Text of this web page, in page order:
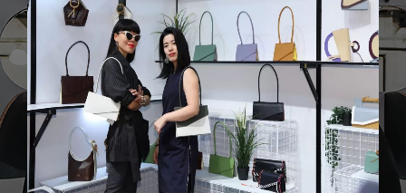
SS2021 AW2020 SS2020
AW2019 SS2019 AW2018
SS2018 AW2017 SS2017